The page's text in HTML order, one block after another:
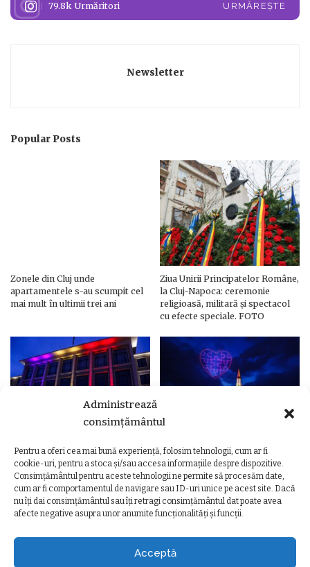
Administrează
consimțământul
Pentru a oferi cea mai bună experiență, folosim tehnologii, cum ar fi
cookie-uri, pentru a stoca și/sau accesa informațiile despre dispozitive.
Consimțământul pentru aceste tehnologii ne permite să procesăm date,
cum ar fi comportamentul de navigare sau ID-uri unice pe acest site. Dacă
nu îți dai consimțământul sau îți retragi consimțământul dat poate avea
afecte negative asupra unor anumite funcționalități și funcții.
Acceptă
79.8k Urmăritori URMĂREȘTE
Newsletter
Popular Posts
Zonele din Cluj unde
apartamentele s-au scumpit cel
mai mult în ultimii trei ani
Ziua Unirii Principatelor Române,
la Cluj-Napoca: ceremonie
religioasă, militară și spectacol
cu efecte speciale. FOTO
Ziua Unirii Principatelor Române
– Clădiri și poduri din Cluj,
iluminate în culorile drapelului
Ziua Unirii la Cluj-Napoca.
Programul complet al
evenimentelor